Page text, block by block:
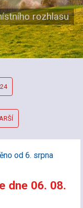
rozhlasu
od 6. srpna
dne 06. 08.